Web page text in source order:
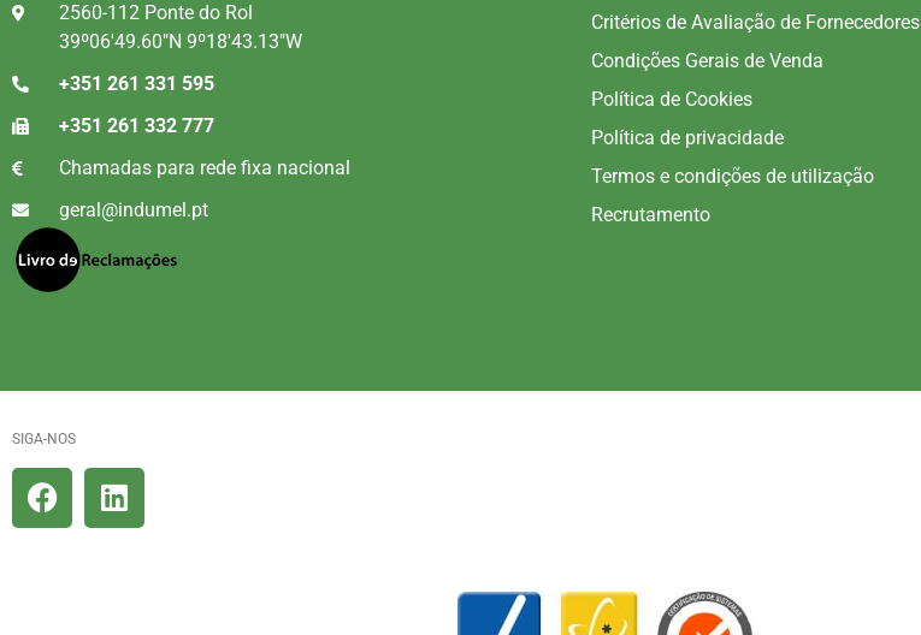
2560-112 Ponte do Rol
39º06'49.60"N 9º18'43.13"W
+351 261 331 595
+351 261 332 777
Chamadas para rede fixa nacional
geral@indumel.pt
Critérios de Avaliação de Fornecedores
Condições Gerais de Venda
Política de Cookies
Política de privacidade
Termos e condições de utilização
Recrutamento
SIGA-NOS